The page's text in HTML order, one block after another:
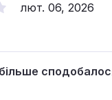
лют. 06, 2026